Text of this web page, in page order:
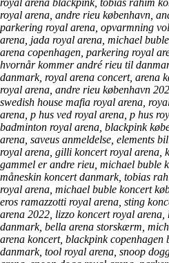
royal arena, andre rieu københavn,
parkering royal arena, opvarmning
arena, jada royal arena, michael
arena copenhagen, parkering royal
hvornår kommer andré rieu til
danmark, royal arena concert, arena
royal arena, andre rieu københavn
swedish house mafia royal arena,
arena, p hus ved royal arena, p hus
badminton royal arena, blackpink
arena, saveus anmeldelse, elements
royal arena, gilli koncert royal arena,
gammel er andre rieu, michael buble
måneskin koncert danmark, tobias
royal arena, michael buble koncert
eros ramazzotti royal arena, sting
arena 2022, lizzo koncert royal
danmark, bella arena storskærm,
arena koncert, blackpink
danmark, tool royal arena, snoop